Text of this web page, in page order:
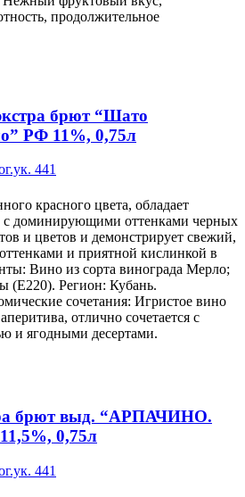
продолжительное
брют “Шато
РФ 11%, 0,75л
441
красного цвета, обладает
доминирующими оттенками черных
и цветов и демонстрирует свежий,
и приятной кислинкой в
Вино из сорта винограда Мерло;
(Е220). Регион: Кубань.
сочетания: Игристое вино
отлично сочетается с
и ягодными десертами.
брют выд. “АРПАЧИНО.
0,75л
441